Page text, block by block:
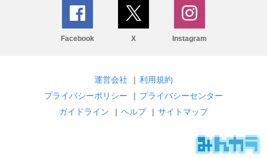
Facebook X Instagram
運営会社 | 利用規約
プライバシーポリシー
| プライバシーセンター
ガイドライン
| ヘルプ | サイトマップ